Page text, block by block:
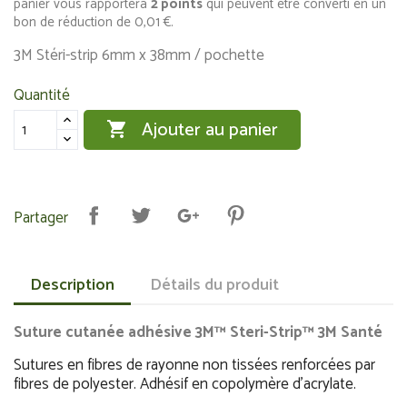
bon de réduction de 0,01 €.
3M Stéri-strip 6mm x 38mm / pochette
Quantité
 Ajouter au panier
Partager
Description Détails du produit
Suture cutanée adhésive 3M™ Steri-Strip™3M Santé
Sutures en fibres de rayonne non tissées renforcées par
fibres de polyester. Adhésif en copolymère d’acrylate.